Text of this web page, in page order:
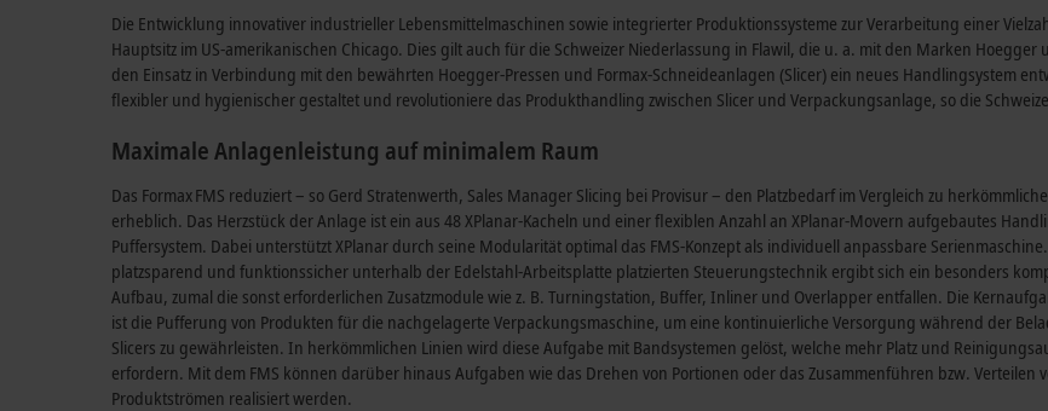
Die Entwicklung innovativer industrieller Lebensmittelmaschinen sowie integrierter Produktionssysteme zur Verarbeitung einer
Hauptsitz im US-amerikanischen Chicago. Dies gilt auch für die Schweizer Niederlassung in Flawil, die u. a. mit den Marken
den Einsatz in Verbindung mit den bewährten Hoegger-Pressen und Formax-Schneideanlagen (Slicer) ein neues Handlingsystem
flexibler und hygienischer gestaltet und revolutioniere das Produkthandling zwischen Slicer und Verpackungsanlage, so die
Maximale Anlagenleistung auf minimalem Raum
Das FormaxFMS reduziert – so Gerd Stratenwerth, Sales Manager Slicing bei Provisur – den Platzbedarf im Vergleich zu
erheblich. Das Herzstück der Anlage ist ein aus 48 XPlanar-Kacheln und einer flexiblen Anzahl an XPlanar-Movern aufgebautes
Puffersystem. Dabei unterstützt XPlanar durch seine Modularität optimal das FMS-Konzept als individuell anpassbare
platzsparend und funktionssicher unterhalb der Edelstahl-Arbeitsplatte platzierten Steuerungstechnik ergibt sich ein besonders
Aufbau, zumal die sonst erforderlichen Zusatzmodule wie z. B. Turningstation, Buffer, Inliner und Overlapper entfallen. Die
ist die Pufferung von Produkten für die nachgelagerte Verpackungsmaschine, um eine kontinuierliche Versorgung während der
Slicers zu gewährleisten. In herkömmlichen Linien wird diese Aufgabe mit Bandsystemen gelöst, welche mehr Platz und
erfordern. Mit dem FMS können darüber hinaus Aufgaben wie das Drehen von Portionen oder das Zusammenführen bzw. Verteilen
Produktströmen realisiert werden.